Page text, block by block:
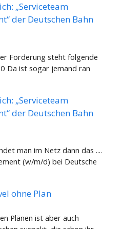
„Serviceteam
der Deutschen Bahn
Forderung steht folgende
Da ist sogar jemand ran
„Serviceteam
der Deutschen Bahn
man im Netz dann das ....
(w/m/d) bei Deutsche
ohne Plan
Plänen ist aber auch